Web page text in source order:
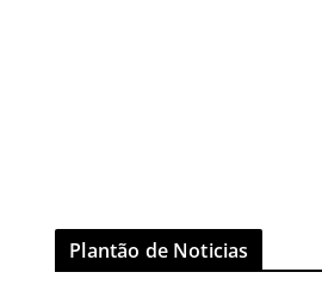
Plantão de Noticias